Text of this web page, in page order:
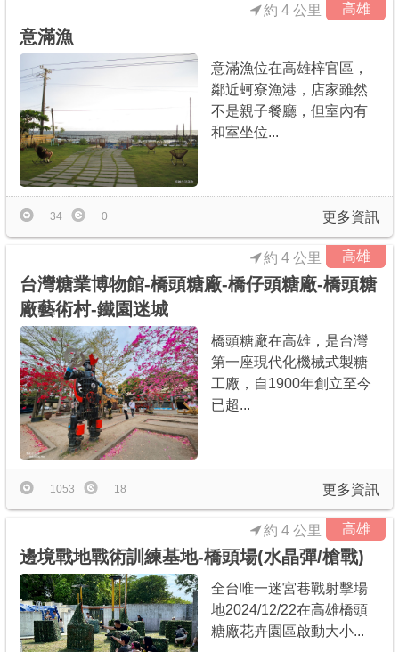
高雄
意滿漁
約 4 公里
意滿漁位在高雄梓官區，
鄰近蚵寮漁港，店家雖然
不是親子餐廳，但室內有
和室坐位...
更多資訊
34 0
高雄
台灣糖業博物館-橋頭糖廠-橋仔頭糖廠-橋頭糖
廠藝術村-鐵園迷城
約 4 公里
橋頭糖廠在高雄，是台灣
第一座現代化機械式製糖
工廠，自1900年創立至今
已超...
更多資訊
1053 18
高雄
邊境戰地戰術訓練基地-橋頭場(水晶彈/槍戰)
約 4 公里
全台唯一迷宮巷戰射擊場
地2024/12/22在高雄橋頭
糖廠花卉園區啟動大小...